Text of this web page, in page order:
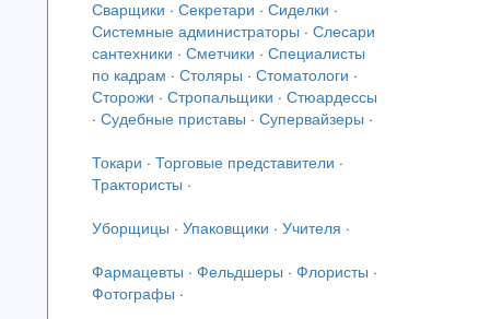
Сварщики · Секретари · Сиделки ·
Системные администраторы · Слесари
сантехники · Сметчики · Специалисты
по кадрам · Столяры · Стоматологи ·
Сторожи · Стропальщики · Стюардессы
· Судебные приставы · Супервайзеры ·
Токари · Торговые представители ·
Трактористы ·
Уборщицы · Упаковщики · Учителя ·
Фармацевты · Фельдшеры · Флористы ·
Фотографы ·